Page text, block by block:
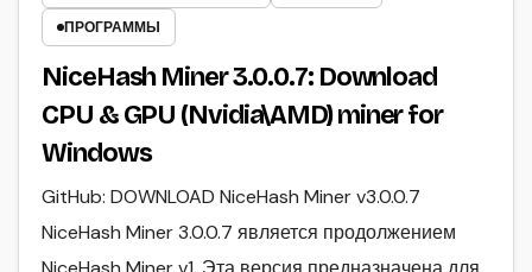
ПРОГРАММЫ
NiceHash Miner 3.0.0.7: Download
CPU & GPU (Nvidia\AMD) miner for
Windows
GitHub: DOWNLOAD NiceHash Miner v3.0.0.7
NiceHash Miner 3.0.0.7 является продолжением